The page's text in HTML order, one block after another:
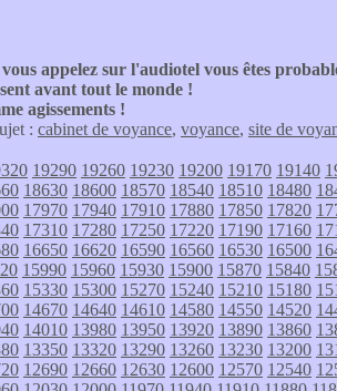
appelez sur l'audiotel vous êtes
avant tout le monde !
agissements !
: cabinet de voyance, voyance, site de
19290 19260 19230 19200 19170 19140
18630 18600 18570 18540 18510 18480
17970 17940 17910 17880 17850 17820
17310 17280 17250 17220 17190 17160
16650 16620 16590 16560 16530 16500
15990 15960 15930 15900 15870 15840
15330 15300 15270 15240 15210 15180
14670 14640 14610 14580 14550 14520
14010 13980 13950 13920 13890 13860
13350 13320 13290 13260 13230 13200
12690 12660 12630 12600 12570 12540